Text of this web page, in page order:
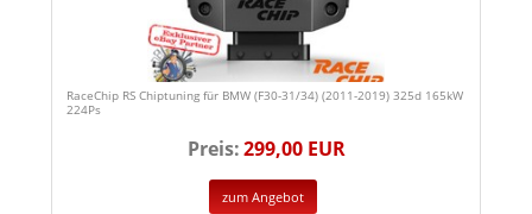
RaceChip RS Chiptuning für BMW (F30-31/34) (2011-2019) 325d 165kW
224Ps
Preis:299,00 EUR
zum Angebot